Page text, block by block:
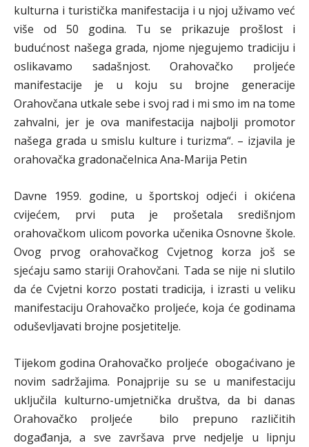
kulturna i turistička manifestacija i u njoj uživamo već
više od 50 godina. Tu se prikazuje prošlost i
budućnost našega grada, njome njegujemo tradiciju i
oslikavamo sadašnjost. Orahovačko proljeće
manifestacije je u koju su brojne generacije
Orahovčana utkale sebe i svoj rad i mi smo im na tome
zahvalni, jer je ova manifestacija najbolji promotor
našega grada u smislu kulture i turizma“. – izjavila je
orahovačka gradonačelnica Ana-Marija Petin
Davne 1959. godine, u športskoj odjeći i okićena
cvijećem, prvi puta je prošetala središnjom
orahovačkom ulicom povorka učenika Osnovne škole.
Ovog prvog orahovačkog Cvjetnog korza još se
sjećaju samo stariji Orahovčani. Tada se nije ni slutilo
da će Cvjetni korzo postati tradicija, i izrasti u veliku
manifestaciju Orahovačko proljeće, koja će godinama
oduševljavati brojne posjetitelje.
Tijekom godina Orahovačko proljeće obogaćivano je
novim sadržajima. Ponajprije su se u manifestaciju
uključila kulturno-umjetnička društva, da bi danas
Orahovačko proljeće bilo prepuno različitih
događanja, a sve završava prve nedjelje u lipnju